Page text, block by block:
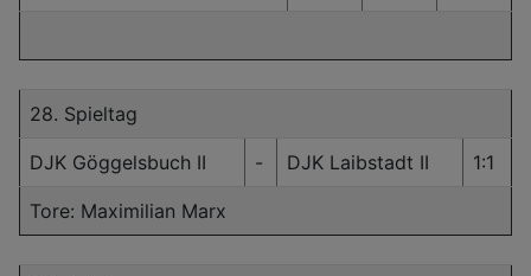
28. Spieltag
DJK Göggelsbuch II - DJK Laibstadt II 1:1
Tore: Maximilian Marx